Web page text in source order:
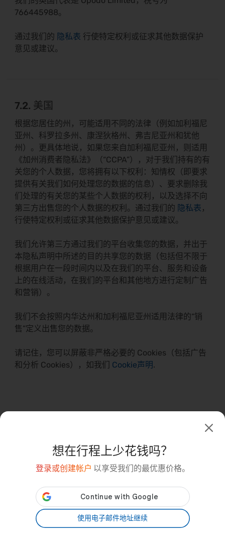
766445988。
通过我们的 隐私表 行使特定权利或征求其他数据保护
意见或建议。
7.2. 美国
根据您居住的州，可能适用不同的法律（例如加利福尼
亚州、科罗拉多州、康涅狄格州、弗吉尼亚州和犹他
州）。更具体地说，如果您来自加利福尼亚州，则适用
《加州消费者隐私法》（“CCPA”），对于我们持有的有
关您的个人数据，您将拥有以下权利：知情权（即要求
提供有关我们如何处理您的数据的信息）、要求删除我
们处理的有关您的某些个人数据的权利，以及选择不向
第三方出售您的个人数据的权利。通过我们的 隐私表 ，
行使特定权利或征求其他数据保护意见或建议。
我们允许第三方通过我们的平台收集您的数据，并出于
本隐私声明中所述的目的共享您的数据（包括但不限于
根据用户在一段时间内以及在我们的平台、服务和设备
上的在线活动，在我们的平台和其他地方进行定制广告
和营销）。
我们不会按照内华达州和加利福尼亚州适用法律的“销
售”定义出售您的数据。
请记住，您可以屏蔽非严格必要的 Cookies（包括广告
和分析 Cookies），如我们 Cookie声明.
8. 更新和以前的版本
我们可能会不时修改本隐私声明，以确保它是最新的。
请随时访问此页面，以清楚了解您的立场。我们将在本
页底部注明上次修订本隐私声明的日期，任何修订将在
发布后生效。
想在行程上少花钱吗？
登录或创建帐户 以享受我们的最优惠价格。
使用电子邮件地址继续